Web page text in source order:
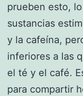
prueben esto,
sustancias
y la cafeína,
inferiores a las
el té y el café.
para compartir